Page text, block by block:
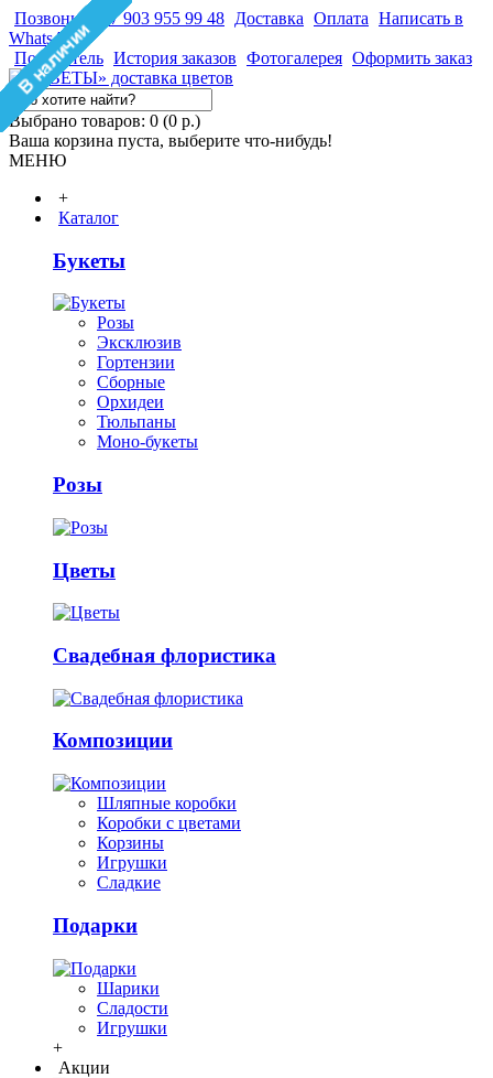
Позвонить +7 903 955 99 48 Доставка Оплата Написать в
WhatsApp
Покупатель История заказов Фотогалерея Оформить заказ
Выбрано товаров: 0 (0 р.)
Ваша корзина пуста, выберите что-нибудь!
МЕНЮ
+
Каталог
Букеты
Розы
Эксклюзив
Гортензии
Сборные
Орхидеи
Тюльпаны
Моно-букеты
Розы
Цветы
Свадебная флористика
Композиции
Шляпные коробки
Коробки с цветами
Корзины
Игрушки
Сладкие
Подарки
Шарики
Сладости
Игрушки
+
Акции